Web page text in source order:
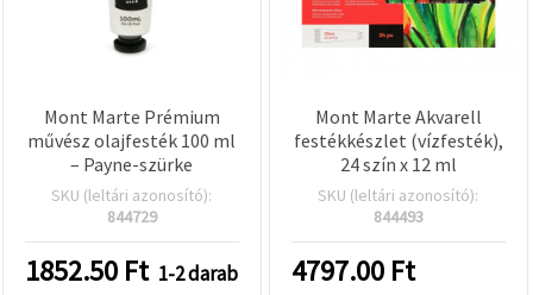
Mont Marte Prémium
művész olajfesték 100 ml
– Payne-szürke
SKU (leltári azonosító):
844729
1852.50 Ft 1-2 darab
Mont Marte Akvarell
festékkészlet (vízfesték),
24 szín x 12 ml
SKU (leltári azonosító):
844493
4797.00 Ft